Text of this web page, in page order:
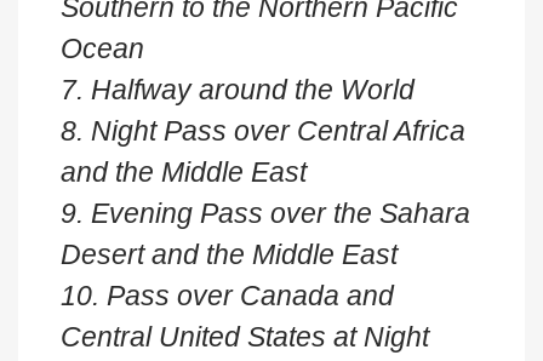
Southern to the Northern Pacific
Ocean
7. Halfway around the World
8. Night Pass over Central Africa
and the Middle East
9. Evening Pass over the Sahara
Desert and the Middle East
10. Pass over Canada and
Central United States at Night